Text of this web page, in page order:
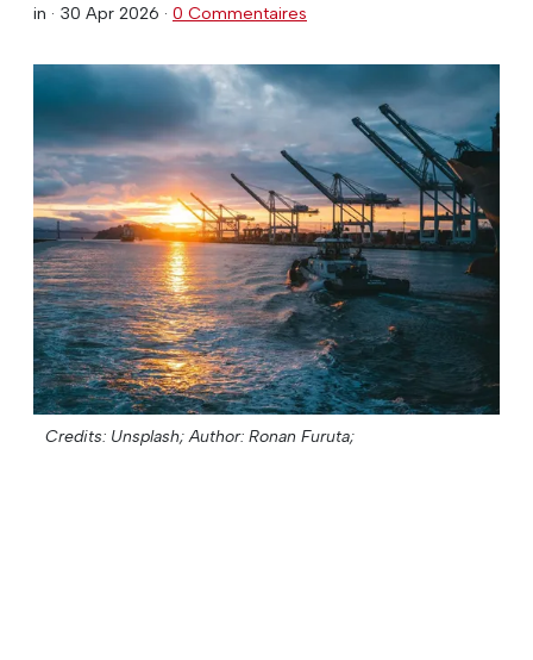
in · 30 Apr 2026 · 0 Commentaires
Credits: Unsplash; Author: Ronan Furuta;